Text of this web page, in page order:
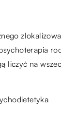
liczyć na